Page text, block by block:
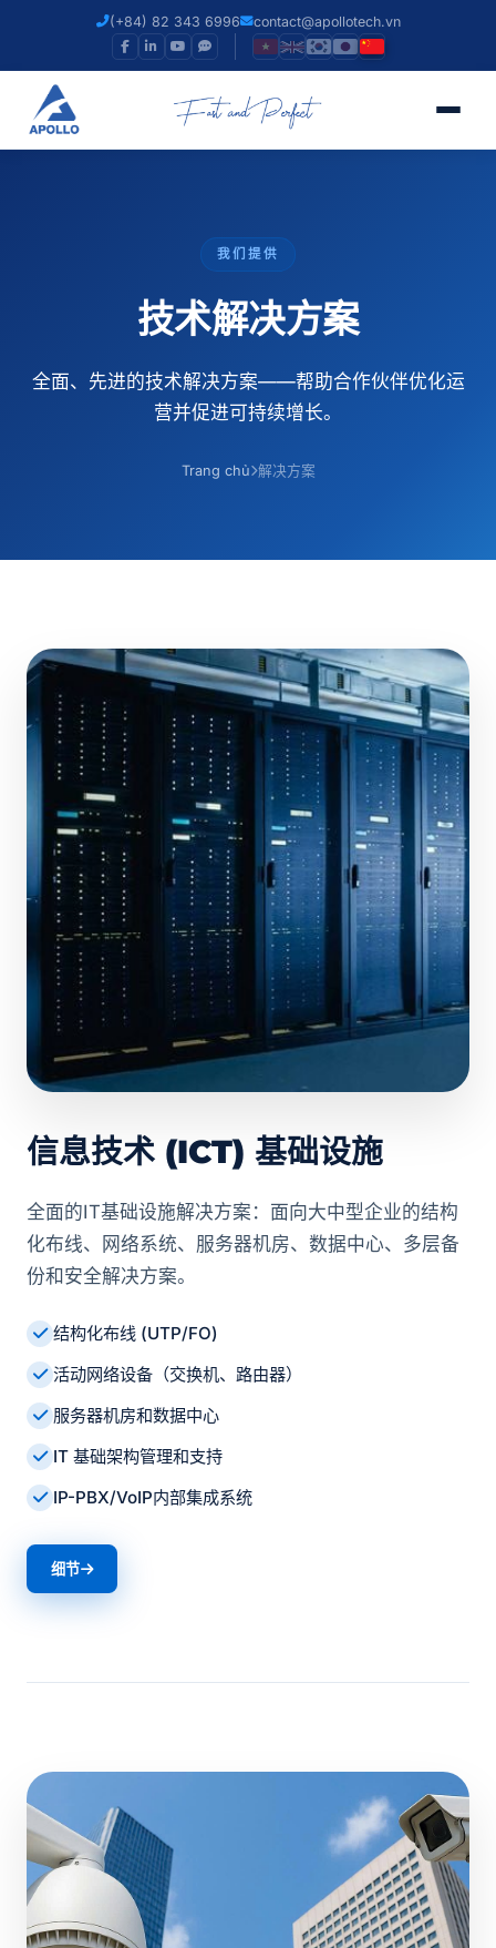
(+84) 82 343 6996 contact@apollotech.vn
我们提供
技术解决方案
全面、先进的技术解决方案——帮助合作伙伴优化运
营并促进可持续增长。
Trang chủ 解决方案
信息技术 (ICT) 基础设施
全面的IT基础设施解决方案：面向大中型企业的结构
化布线、网络系统、服务器机房、数据中心、多层备
份和安全解决方案。
结构化布线 (UTP/FO)
活动网络设备（交换机、路由器）
服务器机房和数据中心
IT 基础架构管理和支持
IP-PBX/VoIP内部集成系统
细节